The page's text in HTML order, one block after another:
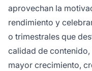
aprovechan la
rendimiento y
o trimestrales que
calidad de
mayor crecimiento,